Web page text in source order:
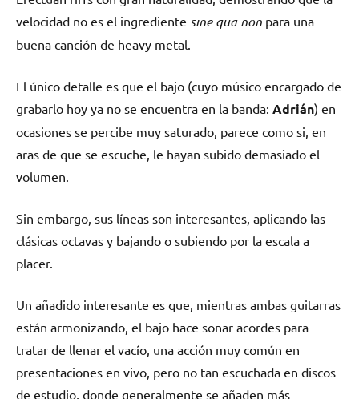
velocidad no es el ingrediente sine qua non para una
buena canción de heavy metal.
El único detalle es que el bajo (cuyo músico encargado de
grabarlo hoy ya no se encuentra en la banda: Adrián) en
ocasiones se percibe muy saturado, parece como si, en
aras de que se escuche, le hayan subido demasiado el
volumen.
Sin embargo, sus líneas son interesantes, aplicando las
clásicas octavas y bajando o subiendo por la escala a
placer.
Un añadido interesante es que, mientras ambas guitarras
están armonizando, el bajo hace sonar acordes para
tratar de llenar el vacío, una acción muy común en
presentaciones en vivo, pero no tan escuchada en discos
de estudio, donde generalmente se añaden más